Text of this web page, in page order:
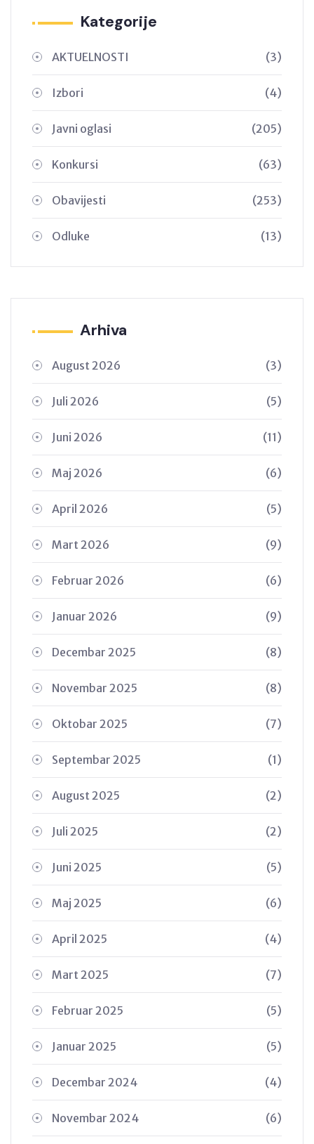
Kategorije
AKTUELNOSTI (3)
Izbori (4)
Javni oglasi (205)
Konkursi (63)
Obavijesti (253)
Odluke (13)
Arhiva
August 2026 (3)
Juli 2026 (5)
Juni 2026 (11)
Maj 2026 (6)
April 2026 (5)
Mart 2026 (9)
Februar 2026 (6)
Januar 2026 (9)
Decembar 2025 (8)
Novembar 2025 (8)
Oktobar 2025 (7)
Septembar 2025 (1)
August 2025 (2)
Juli 2025 (2)
Juni 2025 (5)
Maj 2025 (6)
April 2025 (4)
Mart 2025 (7)
Februar 2025 (5)
Januar 2025 (5)
Decembar 2024 (4)
Novembar 2024 (6)